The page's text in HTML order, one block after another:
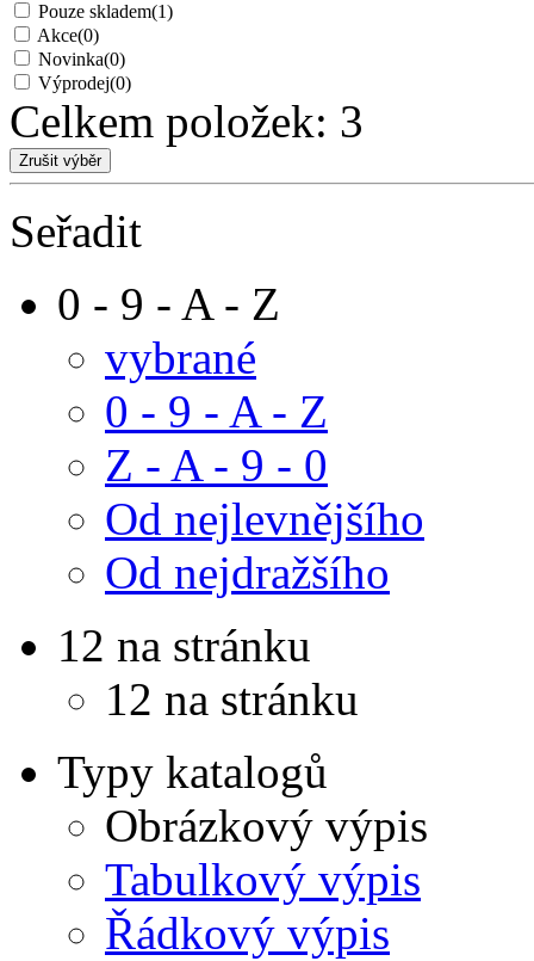
Pouze skladem(1)
Akce(0)
Novinka(0)
Výprodej(0)
Celkem položek: 3
Seřadit
0 - 9 - A - Z
vybrané
0 - 9 - A - Z
Z - A - 9 - 0
Od nejlevnějšího
Od nejdražšího
12 na stránku
12 na stránku
Typy katalogů
Obrázkový výpis
Tabulkový výpis
Řádkový výpis